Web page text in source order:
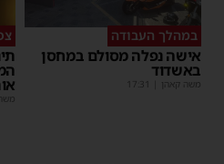
במהלך העבודה
אישה נפלה מסולם במחסן
באשדוד
משה קאהן 17:31